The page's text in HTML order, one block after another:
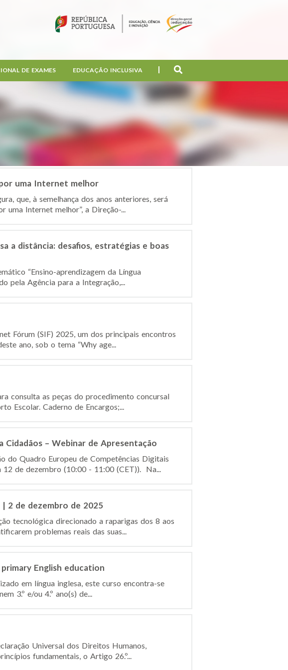
DE EXAMES EDUCAÇÃO INCLUSIVA
uma Internet melhor
que, à semelhança dos anos anteriores, será
uma Internet melhor”, a Direção-...
a distância: desafios, estratégias e boas
“Ensino-aprendizagem da Língua
pela Agência para a Integração,...
Fórum (SIF) 2025, um dos principais encontros
ano, sob o tema “Why age...
consulta as peças do procedimento concursal
Escolar. Caderno de Encargos;...
Cidadãos – Webinar de Apresentação
do Quadro Europeu de Competências Digitais
de dezembro (10:00 - 11:00 (CET)). Na...
2 de dezembro de 2025
tecnológica direcionado a raparigas dos 8 aos
problemas reais das suas...
English education
em língua inglesa, este curso encontra-se
3.º e/ou 4.º ano(s) de...
Universal dos Direitos Humanos,
fundamentais, o Artigo 26.º...